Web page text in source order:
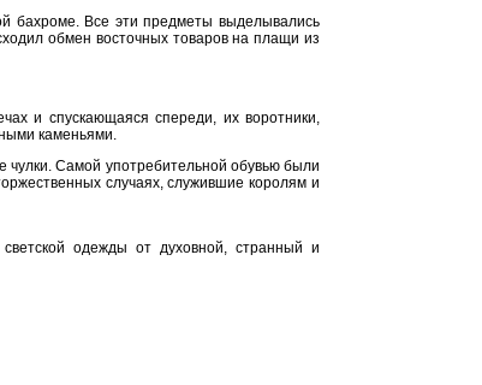
бахроме. Все эти предметы выделывались
обмен восточных товаров на плащи из
и спускающаяся спереди, их воротники,
каменьями.
чулки. Самой употребительной обувью были
случаях, служившие королям и
одежды от духовной, странный и